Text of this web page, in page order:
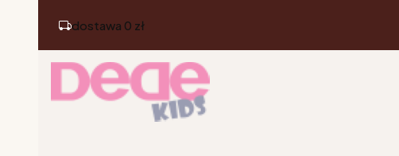
dostawa 0 zł